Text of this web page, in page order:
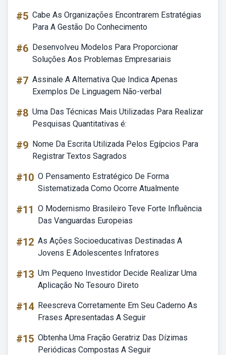
#5 Cabe As Organizações Encontrarem Estratégias
Para A Gestão Do Conhecimento
#6 Desenvolveu Modelos Para Proporcionar
Soluções Aos Problemas Empresariais
#7 Assinale A Alternativa Que Indica Apenas
Exemplos De Linguagem Não-verbal
#8 Uma Das Técnicas Mais Utilizadas Para Realizar
Pesquisas Quantitativas é:
#9 Nome Da Escrita Utilizada Pelos Egípcios Para
Registrar Textos Sagrados
#10 O Pensamento Estratégico De Forma
Sistematizada Como Ocorre Atualmente
#11 O Modernismo Brasileiro Teve Forte Influência
Das Vanguardas Europeias
#12 As Ações Socioeducativas Destinadas A
Jovens E Adolescentes Infratores
#13 Um Pequeno Investidor Decide Realizar Uma
Aplicação No Tesouro Direto
#14 Reescreva Corretamente Em Seu Caderno As
Frases Apresentadas A Seguir
#15 Obtenha Uma Fração Geratriz Das Dízimas
Periódicas Compostas A Seguir